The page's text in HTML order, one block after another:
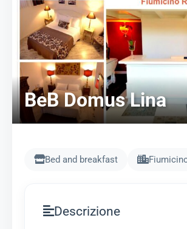
BeB Domus Lina
Bed and breakfast
Descrizione